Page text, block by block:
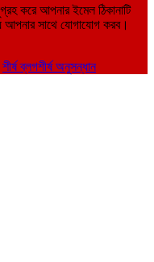
করে আপনার ইমেল ঠিকানাটি
আপনার সাথে যোগাযোগ করব।
শীর্ষ ব্লগশীর্ষ অনুসন্ধান